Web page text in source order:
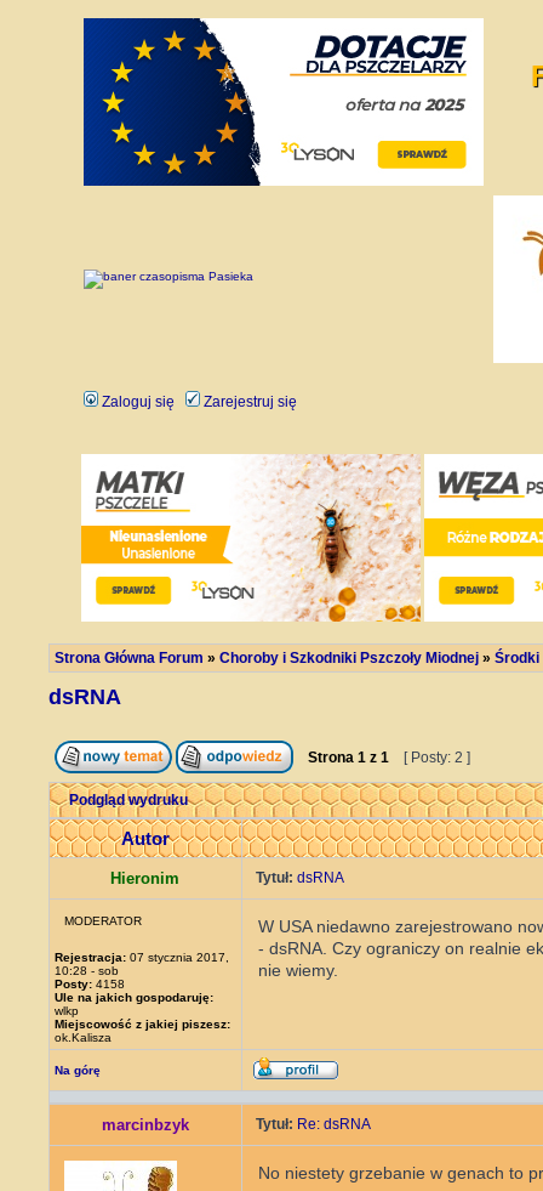
Zaloguj się Zarejestruj się
Strona Główna Forum » Choroby i Szkodniki Pszczoły Miodnej » Środki
dsRNA
Strona 1 z 1 [ Posty: 2 ]
Podgląd wydruku
Autor
Hieronim Tytuł: dsRNA
MODERATOR
Rejestracja: 07 stycznia 2017,
10:28 - sob
Posty: 4158
Ule na jakich gospodaruję:
wlkp
Miejscowość z jakiej piszesz:
ok.Kalisza
W USA niedawno zarejestrowano
- dsRNA. Czy ograniczy on realnie
nie wiemy.
Na górę
marcinbzyk Tytuł: Re: dsRNA
No niestety grzebanie w genach to